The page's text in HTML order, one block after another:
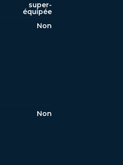
super-
équipée
Non
Non